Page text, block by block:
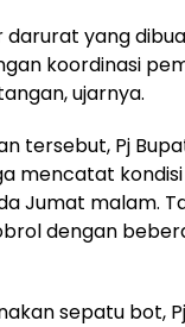
darurat yang
koordinasi
ujarnya.
tersebut, Pj
mencatat
Jumat malam.
dengan
sepatu bot,